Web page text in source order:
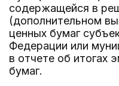
содержащейся в
(дополнительном
ценных бумаг
Федерации или
в отчете об итогах
бумаг.